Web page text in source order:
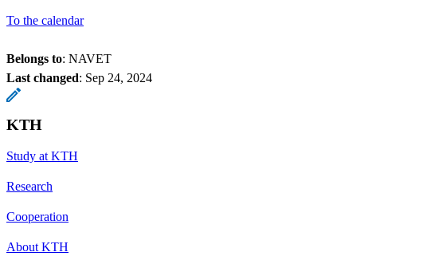
To the calendar
Belongs to: NAVET
Last changed: Sep 24, 2024
KTH
Study at KTH
Research
Cooperation
About KTH